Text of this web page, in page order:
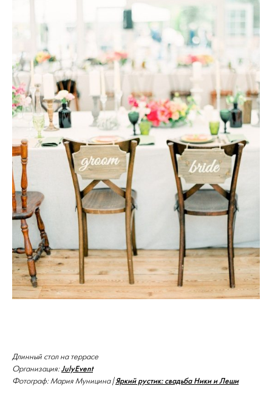
Длинный стол на террасе
Организация:JulyEvent
Фотограф: Мария Муницина |Яркий рустик: свадьба Ники и Леши